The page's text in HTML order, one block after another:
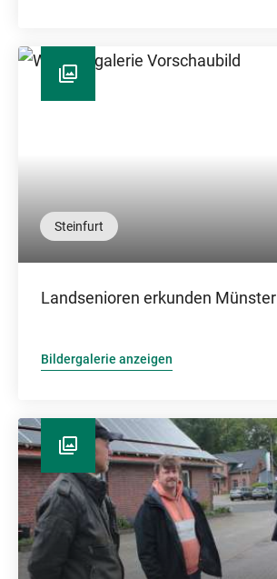
Steinfurt
Landsenioren erkunden Münster
Bildergalerie anzeigen